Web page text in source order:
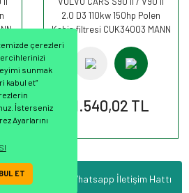
çerezleri
sunmak
kabul et”
İsterseniz
Ayarlarını
ET Whatsapp İletişim Hattı
2.0 D3 110kw 150hp Polen
Kabin filtresi CUK34003 MANN
1.540,02 TL